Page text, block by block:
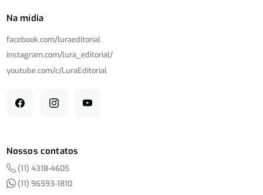
Na mídia
facebook.com/luraeditorial
instagram.com/lura_editorial/
youtube.com/c/LuraEditorial
Nossos contatos
(11) 4318-4605
(11) 96593-1810